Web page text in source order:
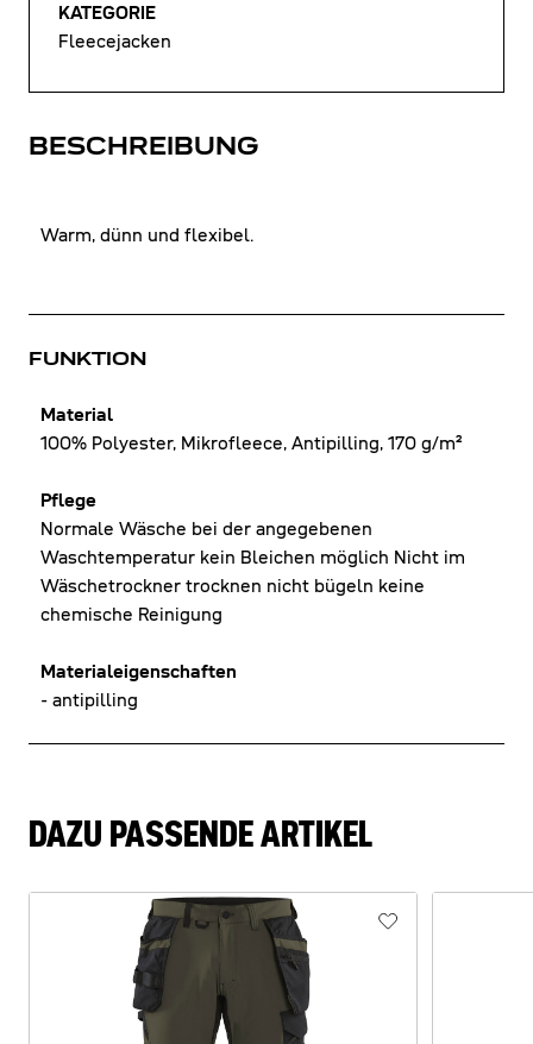
BESCHREIBUNG
Warm, dünn und flexibel.
FUNKTION
Material
100% Polyester, Mikrofleece, Antipilling, 170 g/m²
Pflege
Normale Wäsche bei der angegebenen
Waschtemperatur kein Bleichen möglich Nicht im
Wäschetrockner trocknen nicht bügeln keine
chemische Reinigung
Materialeigenschaften
- antipilling
KATEGORIE
Fleecejacken
DAZU PASSENDE ARTIKEL